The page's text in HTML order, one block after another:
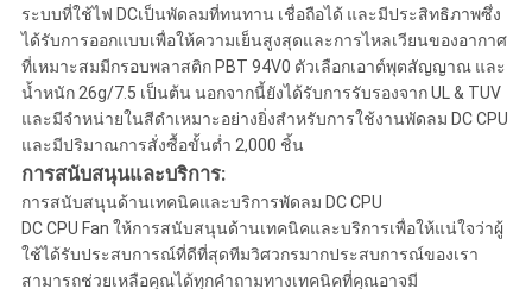
ระบบที่ใช้ไฟ DCเป็นพัดลมที่ทนทาน เชื่อถือได้ และมีประสิทธิภาพซึ่ง
ได้รับการออกแบบเพื่อให้ความเย็นสูงสุดและการไหลเวียนของอากาศ
ที่เหมาะสมมีกรอบพลาสติก PBT 94V0 ตัวเลือกเอาต์พุตสัญญาณ และ
น้ำหนัก 26g/7.5 เป็นต้น นอกจากนี้ยังได้รับการรับรองจาก UL & TUV
และมีจำหน่ายในสีดำเหมาะอย่างยิ่งสำหรับการใช้งานพัดลม DC CPU
และมีปริมาณการสั่งซื้อขั้นต่ำ 2,000 ชิ้น
การสนับสนุนและบริการ:
การสนับสนุนด้านเทคนิคและบริการพัดลม DC CPU
DC CPU Fan ให้การสนับสนุนด้านเทคนิคและบริการเพื่อให้แน่ใจว่าผู้
ใช้ได้รับประสบการณ์ที่ดีที่สุดทีมวิศวกรมากประสบการณ์ของเรา
สามารถช่วยเหลือคุณได้ทุกคำถามทางเทคนิคที่คุณอาจมี